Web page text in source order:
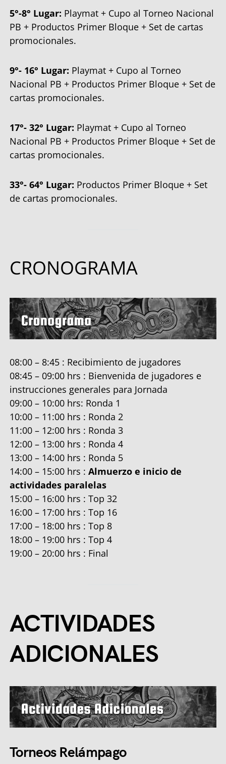
5°-8° Lugar: Playmat + Cupo al Torneo Nacional
PB + Productos Primer Bloque + Set de cartas
promocionales.
9°- 16° Lugar: Playmat + Cupo al Torneo
Nacional PB + Productos Primer Bloque + Set de
cartas promocionales.
17°- 32° Lugar: Playmat + Cupo al Torneo
Nacional PB + Productos Primer Bloque + Set de
cartas promocionales.
33°- 64° Lugar: Productos Primer Bloque + Set
de cartas promocionales.
CRONOGRAMA
08:00 – 8:45 : Recibimiento de jugadores
08:45 – 09:00 hrs : Bienvenida de jugadores e
instrucciones generales para Jornada
09:00 – 10:00 hrs: Ronda 1
10:00 – 11:00 hrs : Ronda 2
11:00 – 12:00 hrs : Ronda 3
12:00 – 13:00 hrs : Ronda 4
13:00 – 14:00 hrs : Ronda 5
14:00 – 15:00 hrs : Almuerzo e inicio de
actividades paralelas
15:00 – 16:00 hrs : Top 32
16:00 – 17:00 hrs : Top 16
17:00 – 18:00 hrs : Top 8
18:00 – 19:00 hrs : Top 4
19:00 – 20:00 hrs : Final
ACTIVIDADES
ADICIONALES
Torneos Relámpago